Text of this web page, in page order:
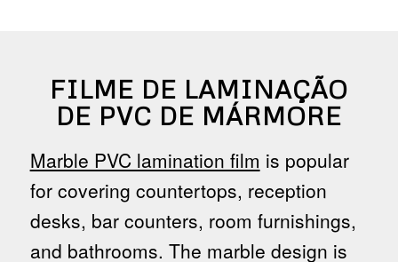
FILME DE LAMINAÇÃO
DE PVC DE MÁRMORE
Marble PVC lamination film is popular
for covering countertops, reception
desks, bar counters, room furnishings,
and bathrooms. The marble design is